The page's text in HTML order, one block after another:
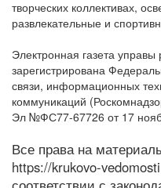
творческих коллективах,
развлекательные и
Электронная газета
зарегистрирована
связи, информационных
коммуникаций
Эл №ФС77-67726 от 17
Все права на
https://krukovo-